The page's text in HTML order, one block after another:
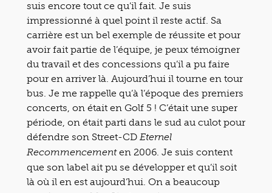
suis encore tout ce qu’il fait. Je suis
impressionné à quel point il reste actif. Sa
carrière est un bel exemple de réussite et pour
avoir fait partie de l’équipe, je peux témoigner
du travail et des concessions qu’il a pu faire
pour en arriver là. Aujourd’hui il tourne en tour
bus. Je me rappelle qu’à l’époque des premiers
concerts, on était en Golf 5 ! C’était une super
période, on était parti dans le sud au culot pour
défendre son Street-CD Eternel
Recommencementen 2006. Je suis content
que son label ait pu se développer et qu’il soit
là où il en est aujourd’hui. On a beaucoup